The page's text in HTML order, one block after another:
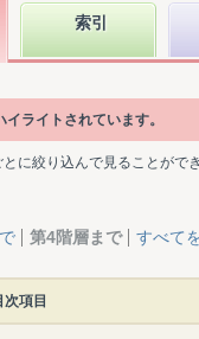
索引
ライトされています。
に絞り込んで見ることがで
第4階層まで すべて
次項目